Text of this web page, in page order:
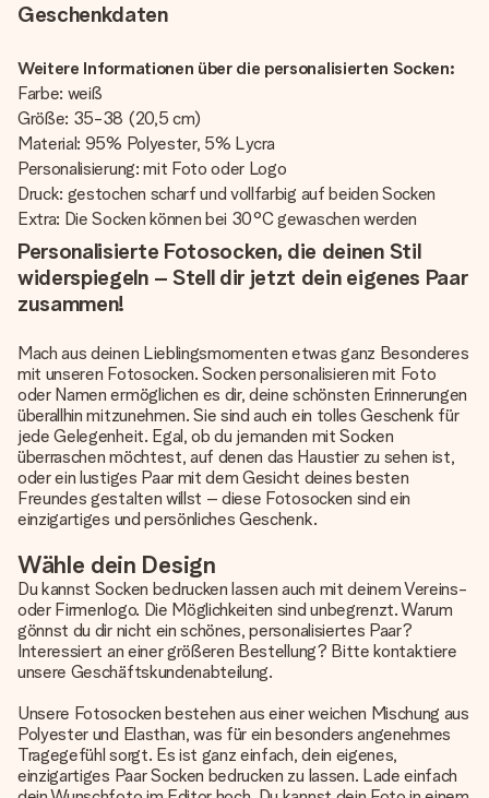
Geschenkdaten
Weitere Informationen über die personalisierten Socken:
Farbe: weiß
Größe: 35-38 (20,5 cm)
Material: 95% Polyester, 5% Lycra
Personalisierung: mit Foto oder Logo
Druck: gestochen scharf und vollfarbig auf beiden Socken
Extra: Die Socken können bei 30°C gewaschen werden
Personalisierte Fotosocken, die deinen Stil
widerspiegeln – Stell dir jetzt dein eigenes Paar
zusammen!
Mach aus deinen Lieblingsmomenten etwas ganz Besonderes
mit unseren Fotosocken. Socken personalisieren mit Foto
oder Namen ermöglichen es dir, deine schönsten Erinnerungen
überallhin mitzunehmen. Sie sind auch ein tolles Geschenk für
jede Gelegenheit. Egal, ob du jemanden mit Socken
überraschen möchtest, auf denen das Haustier zu sehen ist,
oder ein lustiges Paar mit dem Gesicht deines besten
Freundes gestalten willst – diese Fotosocken sind ein
einzigartiges und persönliches Geschenk.
Wähle dein Design
Du kannst Socken bedrucken lassen auch mit deinem Vereins-
oder Firmenlogo. Die Möglichkeiten sind unbegrenzt. Warum
gönnst du dir nicht ein schönes, personalisiertes Paar?
Interessiert an einer größeren Bestellung? Bitte kontaktiere
unsere Geschäftskundenabteilung.
Unsere Fotosocken bestehen aus einer weichen Mischung aus
Polyester und Elasthan, was für ein besonders angenehmes
Tragegefühl sorgt. Es ist ganz einfach, dein eigenes,
einzigartiges Paar Socken bedrucken zu lassen. Lade einfach